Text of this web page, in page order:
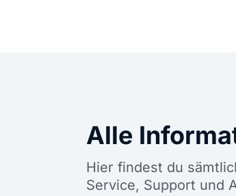
Alle
Hier findest du
Service, Support und